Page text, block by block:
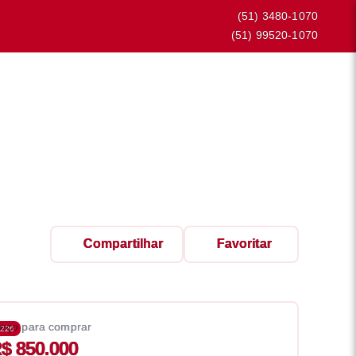
(51) 3480-1070
(51) 99520-1070
Compartilhar Favoritar
para comprar
850.000